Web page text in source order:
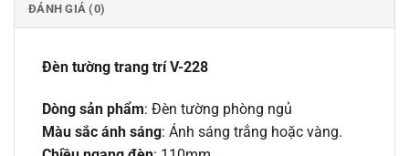
ĐÁNH GIÁ (0)
Đèn tường trang trí V-228
Dòng sản phẩm: Đèn tường phòng ngủ
Màu sắc ánh sáng: Ánh sáng trắng hoặc vàng.